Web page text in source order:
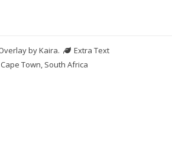
byKaira.
Extra Text
Cape Town, South Africa